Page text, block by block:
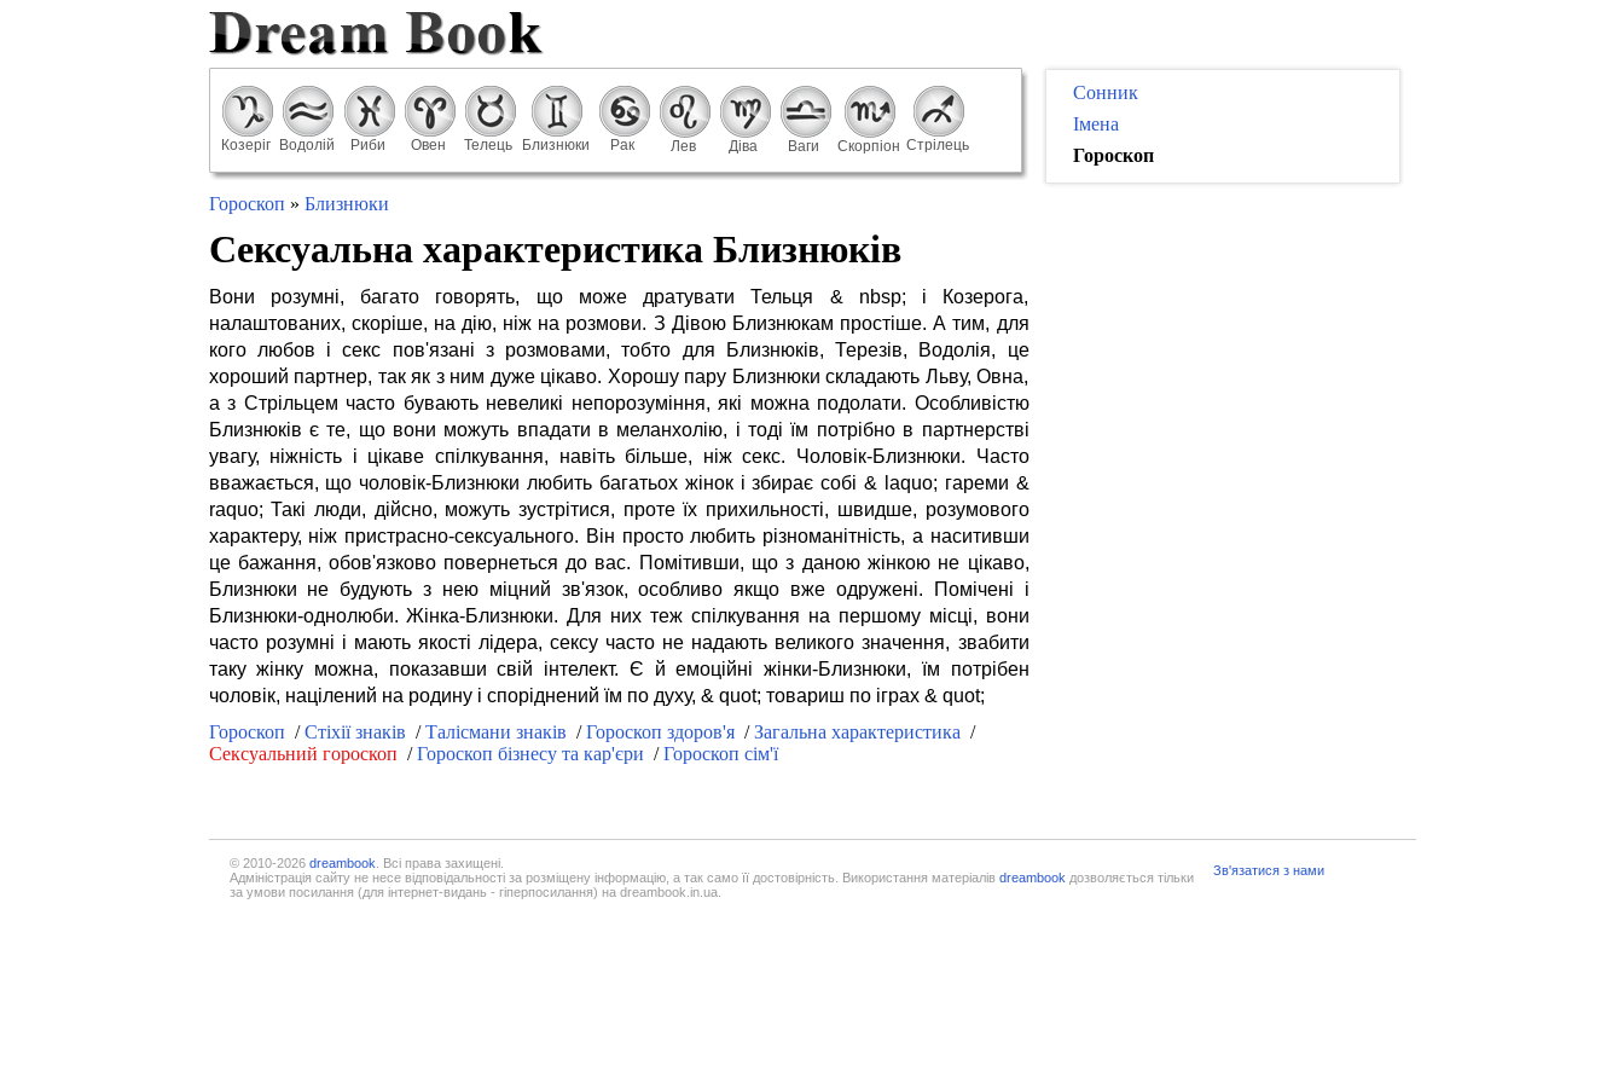
Козеріг Водолій Риби Овен Телець Близнюки Рак Лев Діва Ваги Скорпіон Стрілець
Гороскоп » Близнюки
Сексуальна характеристика Близнюків
Вони розумні, багато говорять, що може дратувати Тельця & nbsp; і Козерога,
налаштованих, скоріше, на дію, ніж на розмови. З Дівою Близнюкам простіше. А тим, для
кого любов і секс пов'язані з розмовами, тобто для Близнюків, Терезів, Водолія, це
хороший партнер, так як з ним дуже цікаво. Хорошу пару Близнюки складають Льву, Овна,
а з Стрільцем часто бувають невеликі непорозуміння, які можна подолати. Особливістю
Близнюків є те, що вони можуть впадати в меланхолію, і тоді їм потрібно в партнерстві
увагу, ніжність і цікаве спілкування, навіть більше, ніж секс. Чоловік-Близнюки. Часто
вважається, що чоловік-Близнюки любить багатьох жінок і збирає собі & laquo; гареми &
raquo; Такі люди, дійсно, можуть зустрітися, проте їх прихильності, швидше, розумового
характеру, ніж пристрасно-сексуального. Він просто любить різноманітність, а наситивши
це бажання, обов'язково повернеться до вас. Помітивши, що з даною жінкою не цікаво,
Близнюки не будують з нею міцний зв'язок, особливо якщо вже одружені. Помічені і
Близнюки-однолюби. Жінка-Близнюки. Для них теж спілкування на першому місці, вони
часто розумні і мають якості лідера, сексу часто не надають великого значення, звабити
таку жінку можна, показавши свій інтелект. Є й емоційні жінки-Близнюки, їм потрібен
чоловік, націлений на родину і споріднений їм по духу, & quot; товариш по іграх & quot;
Гороскоп /Стіхії знаків /Талісмани знаків /Гороскоп здоров'я/Загальна характеристика /
Сексуальний гороскоп /Гороскоп бізнесу та кар'єри /Гороскоп сім'ї
Сонник
Імена
Гороскоп
© 2010-2026 dreambook . Всі права захищені.
Адміністрація сайту не несе відповідальності за розміщену інформацію, а так само її достовірність. Використання матеріалів dreambook дозволяється тільки
за умови посилання (для інтернет-видань - гіперпосилання) на dreambook.in.ua.
Зв'язатися з нами